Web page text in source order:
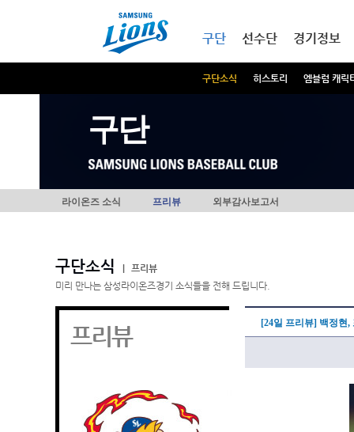
구단
구단소식 히스토리 엠블럼 캐릭
선수단 경기정보
구단
라이온즈 소식 프리뷰 외부감사보고서
구단소식
프리뷰
미리 만나는 삼성라이온즈경기 소식들을 전해 드립니다.
프리뷰 [24일 프리뷰] 백정현